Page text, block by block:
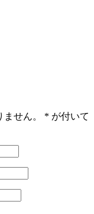
せん。 * が付いて